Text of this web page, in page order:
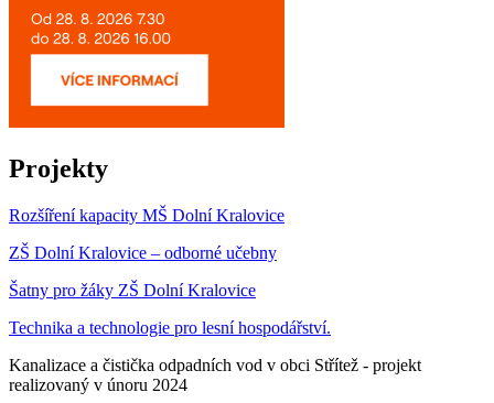
Projekty
Rozšíření kapacity MŠ Dolní Kralovice
ZŠ Dolní Kralovice – odborné učebny
Šatny pro žáky ZŠ Dolní Kralovice
Technika a technologie pro lesní hospodářství.
Kanalizace a čistička odpadních vod v obci Střítež - projekt
realizovaný v únoru 2024